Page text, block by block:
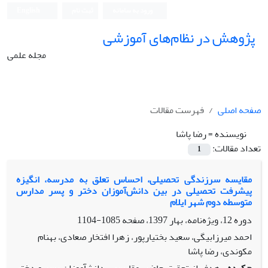
پژوهش در نظام‌های آموزشی
مجله علمی
صفحه اصلی
فهرست مقالات
نویسنده =رضا پاشا
تعداد مقالات:
1
مقایسه سرزندگی تحصیلی، احساس تعلق به مدرسه، انگیزه
پیشرفت تحصیلی در بین دانش‌آموزان دختر و پسر مدارس
متوسطه دوم شهر ایلام
دوره 12، ویژه‌نامه، بهار 1397، صفحه
1085-1104
احمد میرزابیگی، سعید بختیارپور، زهرا افتخار صعادی، بهنام
مکوندی، رضا پاشا